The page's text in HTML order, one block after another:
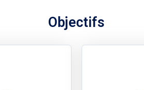
Objectifs